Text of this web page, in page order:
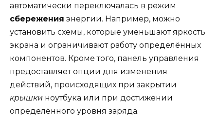
автоматически переключалась в режим
сбережения энергии. Например, можно
установить схемы, которые уменьшают яркость
экрана и ограничивают работу определённых
компонентов. Кроме того, панель управления
предоставляет опции для изменения
действий, происходящих при закрытии
крышки ноутбука или при достижении
определённого уровня заряда.